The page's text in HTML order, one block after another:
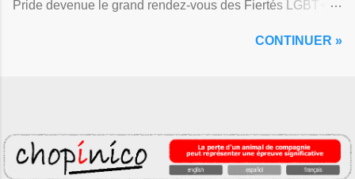
Pride devenue le grand rendez-vous des Fiertés LGBT+
CONTINUER »